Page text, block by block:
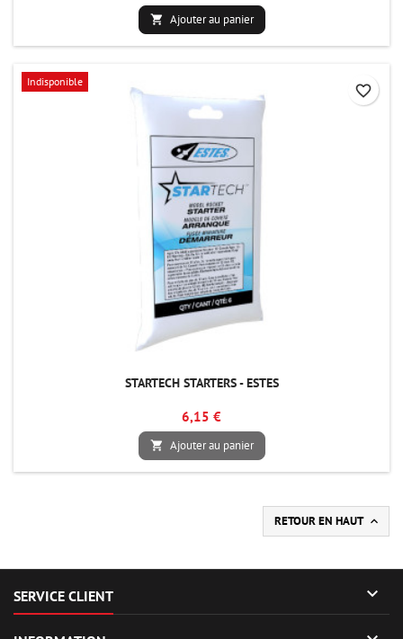
 Ajouter au panier
Indisponible
STARTECH STARTERS - ESTES
6,15 €
 Ajouter au panier
favorite_border
RETOUR EN HAUT 
SERVICE CLIENT 